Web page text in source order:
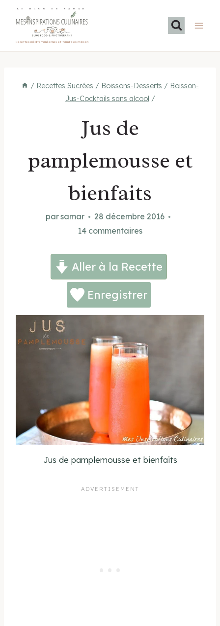
LE BLOG DE SAMAR
Recettes méditerranéennes et familiales maison
/ Recettes Sucrées / Boissons-Desserts / Boisson-
Jus-Cocktails sans alcool /
Jus de
pamplemousse et
bienfaits
parsamar
28 décembre 2016
14 commentaires
Aller à la Recette
Enregistrer
Jus de pamplemousse et bienfaits